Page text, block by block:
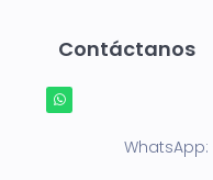
Contáctanos
WhatsApp: